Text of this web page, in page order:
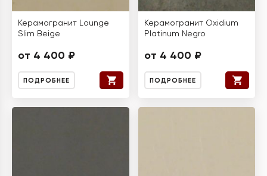
Керамогранит Lounge
Slim Beige
от 4 400 ₽
ПОДРОБНЕЕ
Керамогранит Oxidium
Platinum Negro
от 4 400 ₽
ПОДРОБНЕЕ